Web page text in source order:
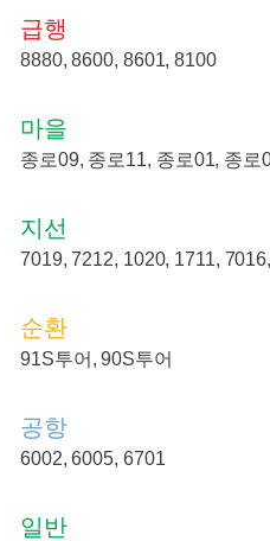
급행
8880, 8600, 8601, 8100
마을
종로09, 종로11, 종로01, 종로
지선
7019, 7212, 1020, 1711,
순환
91S투어, 90S투어
공항
6002, 6005, 6701
일반